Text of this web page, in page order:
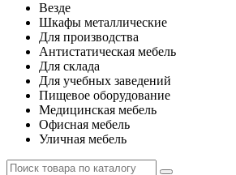
Везде
Шкафы металлические
Для производства
Антистатическая мебель
Для склада
Для учебных заведений
Пищевое оборудование
Медицинская мебель
Офисная мебель
Уличная мебель